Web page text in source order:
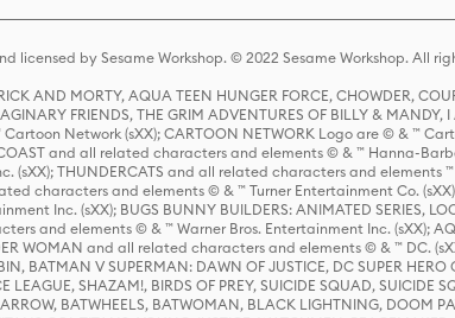
by Sesame Workshop. © 2022 Sesame Workshop. All
AND MORTY, AQUA TEEN HUNGER FORCE, CHOWDER,
FRIENDS, THE GRIM ADVENTURES OF BILLY & MANDY,
Network (sXX); CARTOON NETWORK Logo are © & ™
COAST and all related characters and elements © & ™ Hanna-
THUNDERCATS and all related characters and elements
characters and elements © & ™ Turner Entertainment Co.
Inc. (sXX); BUGS BUNNY BUILDERS: ANIMATED SERIES,
and elements © & ™ Warner Bros. Entertainment Inc. (sXX);
WOMAN and all related characters and elements © & ™ DC.
BATMAN V SUPERMAN: DAWN OF JUSTICE, DC SUPER HERO
LEAGUE, SHAZAM!, BIRDS OF PREY, SUICIDE SQUAD, SUICIDE
BATWHEELS, BATWOMAN, BLACK LIGHTNING, DOOM